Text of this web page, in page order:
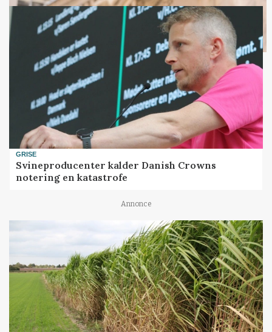
GRISE
Svineproducenter kalder Danish Crowns
notering en katastrofe
Annonce